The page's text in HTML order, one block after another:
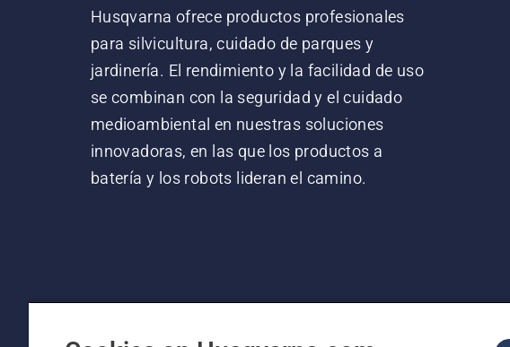
Husqvarna ofrece productos profesionales
para silvicultura, cuidado de parques y
jardinería. El rendimiento y la facilidad de uso
se combinan con la seguridad y el cuidado
medioambiental en nuestras soluciones
innovadoras, en las que los productos a
batería y los robots lideran el camino.